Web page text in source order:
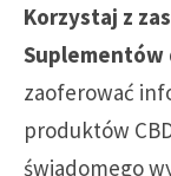
Korzystaj z
Suplementów
zaoferować
produktów
świadomego